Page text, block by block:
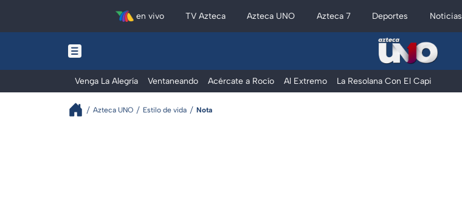
en vivo TV Azteca Azteca UNO Azteca 7 Deportes Noticias
Venga La Alegría Ventaneando Acércate a Rocío Al Extremo La Resolana Con El Capi
Azteca UNO Estilo de vida Nota